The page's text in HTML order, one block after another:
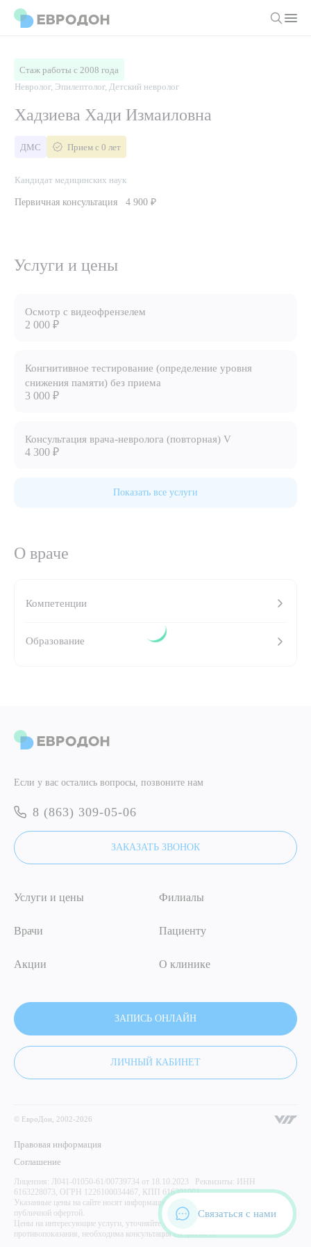
О компании
Статьи
Руководство клиники
Вакансии
Политика конфиденциальности
Врачи
Услуги и цены
Направления
Хирургический стационар
Подготовка к диагностике
ЗАКАЗАТЬ ЗВОНОК
Стаж работы с 2008 года
Невролог, Эпилептолог, Детский невролог
Хадзиева Хади Измаиловна
ДМС Прием с 0 лет
Кандидат медицинских наук
Первичная консультация 4 900 ₽
Услуги и цены
Осмотр с видеофрензелем
2 000 ₽
Конгнитивное тестирование (определение уровня
снижения памяти) без приема
3 000 ₽
Консультация врача-невролога (повторная) V
4 300 ₽
Показать все услуги
О враче
Компетенции
Образование
Я даю согласие наобработку персональных данных
Если у вас остались вопросы, позвоните нам
8 (863) 309-05-06
ЗАКАЗАТЬ ЗВОНОК
Услуги и цены
Врачи
Акции
Филиалы
Пациенту
О клинике
ЗАПИСЬ ОНЛАЙН
ЛИЧНЫЙ КАБИНЕТ
© ЕвроДон, 2002-2026
Правовая информация
Соглашение
Лицензия: Л041-01050-61/00739734 от 18.10.2023 Реквизиты: ИНН
6163228073, ОГРН 1226100034467, КПП 616301001
Указанные цены на сайте носят информационный характер и не являются
публичной офертой.
Цены на интересующие услуги, уточняйте у администратора центра. Имеются
противопоказания, необходима консультация специалиста.
Связаться с нами
Выберите сопутствующую услугу